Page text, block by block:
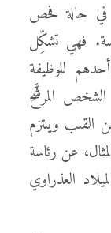
في حالة فحص
فهي تشكِّل
للوظيفة
الشخص المرشَّح
القلب ويلتزم
عن رئاسة
العذراوي